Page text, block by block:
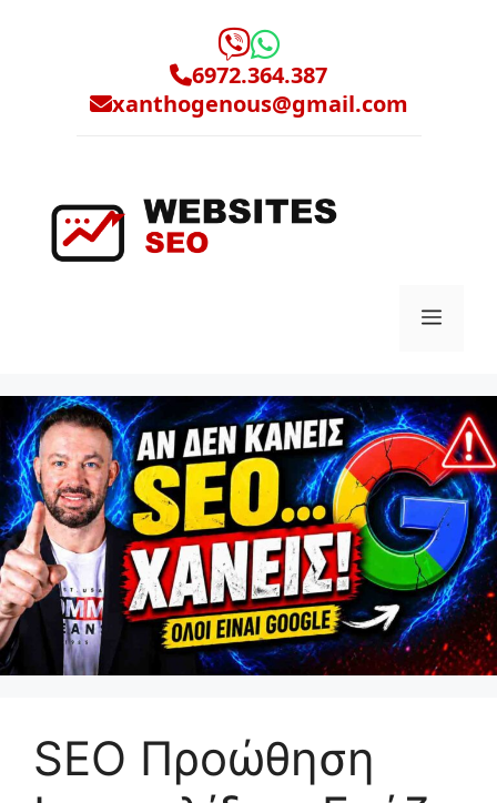
6972.364.387
xanthogenous@gmail.com
SEO Προώθηση